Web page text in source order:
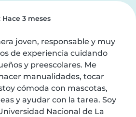
Hace 3 meses
joven, responsable y muy
de experiencia cuidando
y preescolares. Me
manualidades, tocar
cómoda con mascotas,
y ayudar con la tarea. Soy
Nacional de La